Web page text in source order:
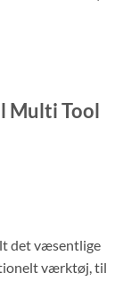
Multi Tool
det væsentlige
værktøj, til